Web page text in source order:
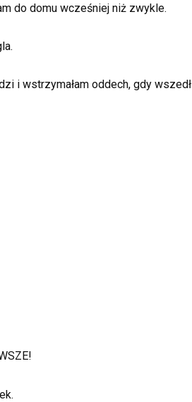
do domu wcześniej niż zwykle.
i wstrzymałam oddech, gdy wszedł